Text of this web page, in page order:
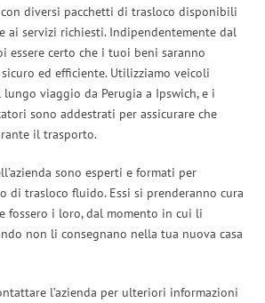
diversi pacchetti di trasloco disponibili
ai servizi richiesti. Indipendentemente dal
essere certo che i tuoi beni saranno
ed efficiente. Utilizziamo veicoli
viaggio da Perugia a Ipswich, e i
sono addestrati per assicurare che
il trasporto.
sono esperti e formati per
di trasloco fluido. Essi si prenderanno cura
fossero i loro, dal momento in cui li
non li consegnano nella tua nuova casa
l’azienda per ulteriori informazioni